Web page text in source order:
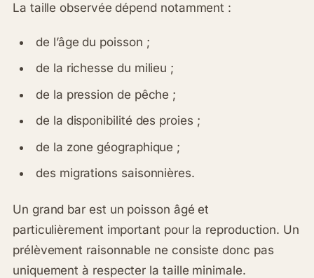
La taille observée dépend notamment :
de l’âge du poisson ;
de la richesse du milieu ;
de la pression de pêche ;
de la disponibilité des proies ;
de la zone géographique ;
des migrations saisonnières.
Un grand bar est un poisson âgé et
particulièrement important pour la reproduction. Un
prélèvement raisonnable ne consiste donc pas
uniquement à respecter la taille minimale.